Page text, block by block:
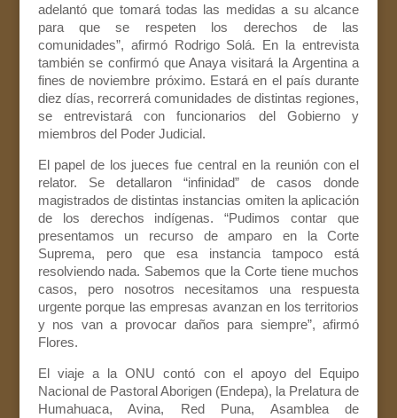
adelantó que tomará todas las medidas a su alcance
para que se respeten los derechos de las
comunidades”, afirmó Rodrigo Solá. En la entrevista
también se confirmó que Anaya visitará la Argentina a
fines de noviembre próximo. Estará en el país durante
diez días, recorrerá comunidades de distintas regiones,
se entrevistará con funcionarios del Gobierno y
miembros del Poder Judicial.
El papel de los jueces fue central en la reunión con el
relator. Se detallaron “infinidad” de casos donde
magistrados de distintas instancias omiten la aplicación
de los derechos indígenas. “Pudimos contar que
presentamos un recurso de amparo en la Corte
Suprema, pero que esa instancia tampoco está
resolviendo nada. Sabemos que la Corte tiene muchos
casos, pero nosotros necesitamos una respuesta
urgente porque las empresas avanzan en los territorios
y nos van a provocar daños para siempre”, afirmó
Flores.
El viaje a la ONU contó con el apoyo del Equipo
Nacional de Pastoral Aborigen (Endepa), la Prelatura de
Humahuaca, Avina, Red Puna, Asamblea de